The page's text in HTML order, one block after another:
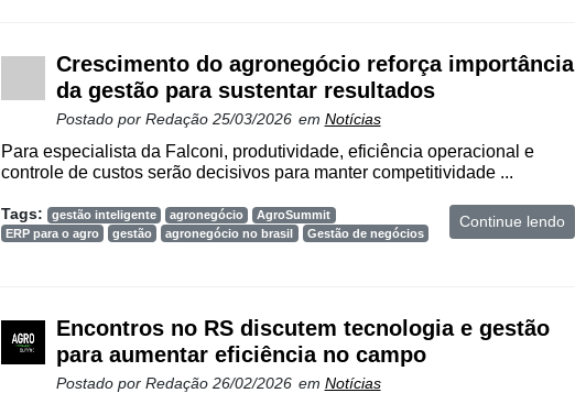
Crescimento do agronegócio reforça importância
da gestão para sustentar resultados
Postado por Redação 25/03/2026 em Notícias
Para especialista da Falconi, produtividade, eficiência operacional e
controle de custos serão decisivos para manter competitividade ...
Tags: gestão inteligente agronegócio
AgroSummit
ERP para o agro
gestão agronegócio no brasil Gestão de negócios
Continue lendo
Encontros no RS discutem tecnologia e gestão
para aumentar eficiência no campo
Postado por Redação 26/02/2026 em Notícias